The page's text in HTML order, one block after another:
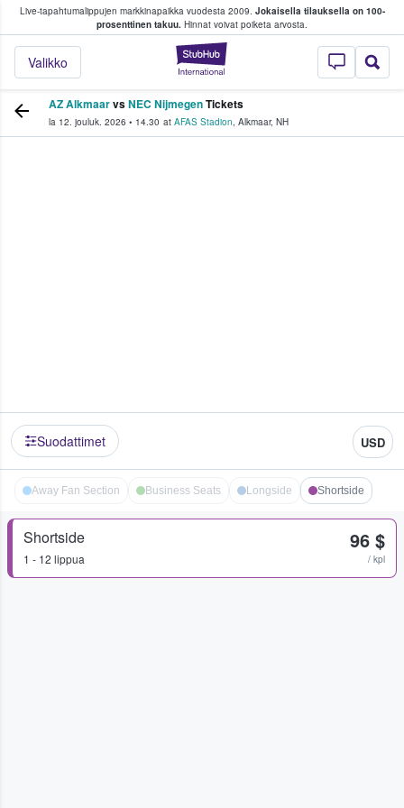
Live-tapahtumalippujen markkinapaikka vuodesta 2009. Jokaisella tilauksella on 100-
prosenttinen takuu. Hinnat voivat poiketa arvosta.
StubHub -
Valikko
fanit ostavat ja myyvät lippuja
AZ AlkmaarvsNEC NijmegenTickets
la 12. jouluk. 2026 • 14.30 at AFAS Stadion, Alkmaar, NH
Suodattimet USD
Away Fan Section Business Seats Longside Shortside
Shortside
1 - 12 lippua
96 $
/ kpl